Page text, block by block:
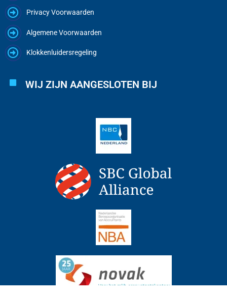
Privacy Voorwaarden
Algemene Voorwaarden
Klokkenluidersregeling
WIJ ZIJN AANGESLOTEN BIJ